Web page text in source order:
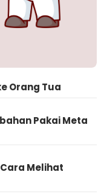
Orang Tua
Pakai Meta
Melihat